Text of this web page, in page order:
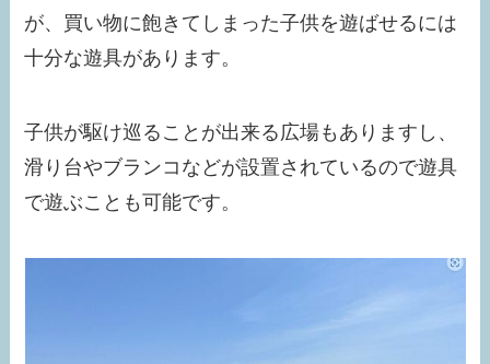
が、買い物に飽きてしまった子供を遊ばせるには
十分な遊具があります。
子供が駆け巡ることが出来る広場もありますし、
滑り台やブランコなどが設置されているので遊具
で遊ぶことも可能です。